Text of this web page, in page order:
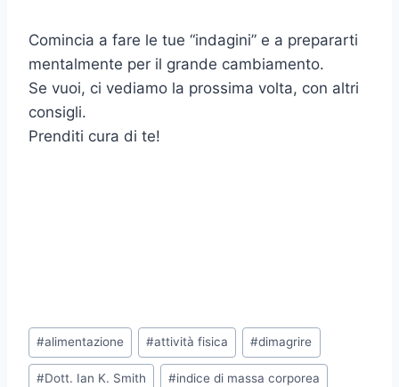
Comincia a fare le tue “indagini” e a prepararti
mentalmente per il grande cambiamento.
Se vuoi, ci vediamo la prossima volta, con altri
consigli.
Prenditi cura di te!
Tag
articolo:
#alimentazione #attività fisica #dimagrire
#Dott. Ian K. Smith #indice di massa corporea